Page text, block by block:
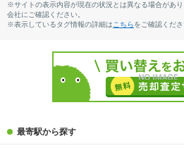
※サイトの表示内容が現在の状況とは異なる場合があ
会社にご確認ください。
※表示しているタグ情報の詳細は こちらをご確認くださ
最寄駅から探す